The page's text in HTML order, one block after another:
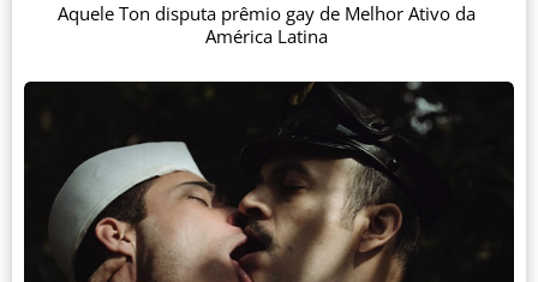
Aquele Ton disputa prêmio gay de Melhor Ativo da
América Latina